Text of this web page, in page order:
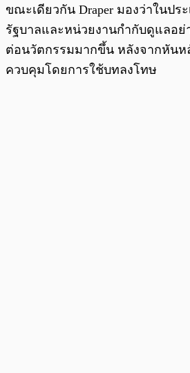
ขณะเดียวกัน Draper มองว่าในประ
รัฐบาลและหน่วยงานกำกับดูแลอย่า
ต่อนวัตกรรมมากขึ้น หลังจากหันห
ควบคุมโดยการใช้บทลงโทษ